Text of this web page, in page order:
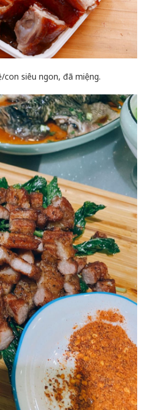
con siêu ngon, đã miệng.